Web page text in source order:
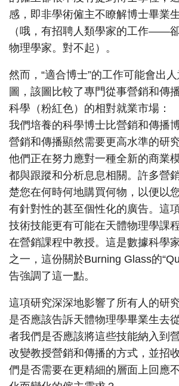
感，即非學術僱主不瞭解博士畢業
（哦，有招聘人類學家的工作——
物理學家。對不起）。
然而，“適合博士”的工作可能會出
圖，該圖比較了專門從事營銷和傳
科學（粉紅色）的相對就業市場：
我們培養的科學博士比營銷和傳播
營銷和傳播顯然需要更高水準的研
他們正在努力應對一種全新的商
都與跟蹤和分析息息相關。許多營
楚您在何時何地購買何物，以便以
有針對性的甚至個性化的廣告。這
技術技能更有可能在天體物理學課
在營銷課程中教授。這是數據科學
之一，這份關於Burning Glass的
告強調了這一點。
這項研究深深地影響了所有人的研
是否應該告訴天體物理學畢業生去
者我們是否應該將這些技能納入到
改變教授營銷和傳播的方式，並招
們是否需要在更精細的層面上回應